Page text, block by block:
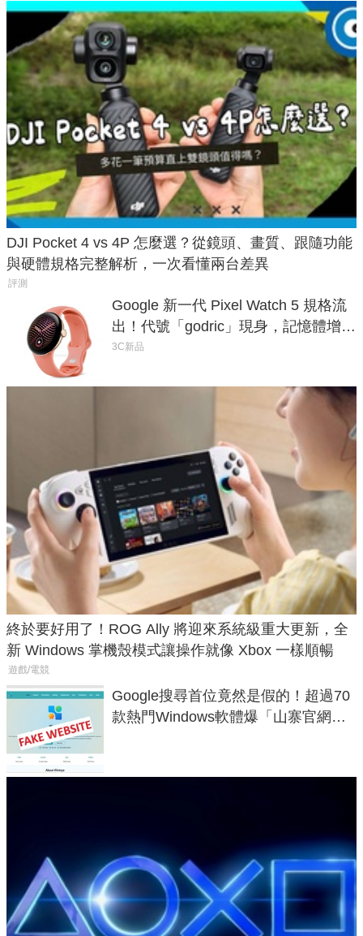
DJI Pocket 4 vs 4P 怎麼選？從鏡頭、畫質、跟隨功能
與硬體規格完整解析，一次看懂兩台差異
評測
Google 新一代 Pixel Watch 5 規格流
出！代號「godric」現身，記憶體增強
鎖定 AI 應用
3C新品
終於要好用了！ROG Ally 將迎來系統級重大更新，全
新 Windows 掌機殼模式讓操作就像 Xbox 一樣順暢
遊戲/電競
Google搜尋首位竟然是假的！超過70
款熱門Windows軟體爆「山寨官網」